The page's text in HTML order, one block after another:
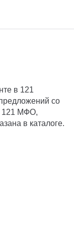
в 121
со
121 МФО,
в каталоге.